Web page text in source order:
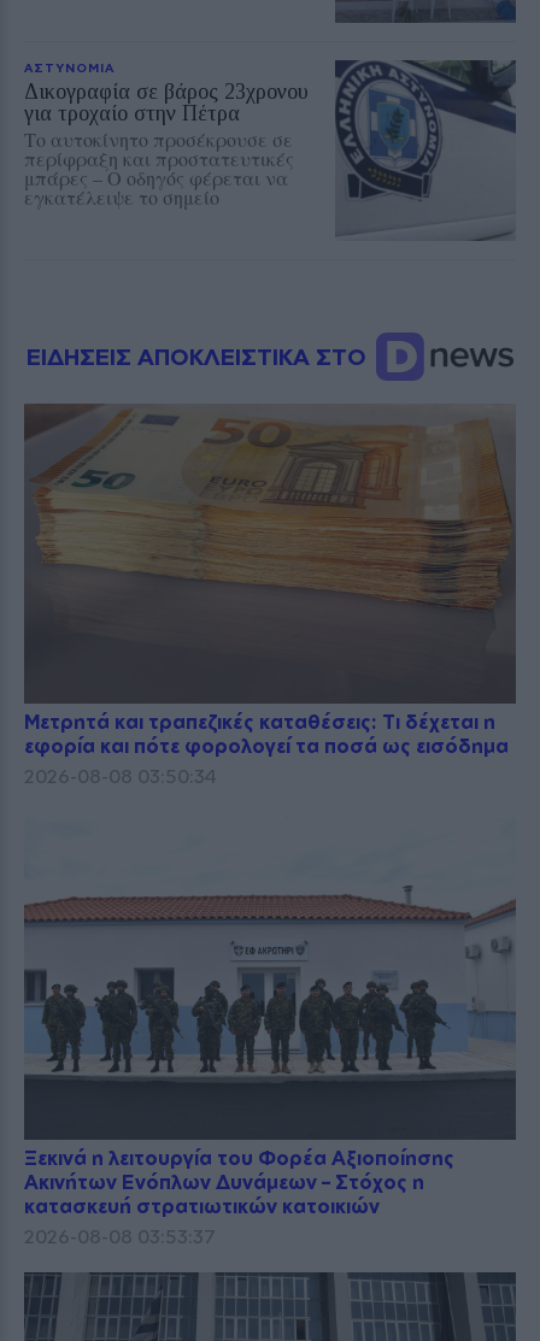
ΑΣΤΥΝΟΜΙΑ
Δικογραφία σε βάρος 23χρονου
για τροχαίο στην Πέτρα
Το αυτοκίνητο προσέκρουσε σε
περίφραξη και προστατευτικές
μπάρες – Ο οδηγός φέρεται να
εγκατέλειψε το σημείο
ΕΙΔΗΣΕΙΣ ΑΠΟΚΛΕΙΣΤΙΚΑ ΣΤΟ
Μετρητά και τραπεζικές καταθέσεις: Τι δέχεται η
εφορία και πότε φορολογεί τα ποσά ως εισόδημα
2026-08-08 03:50:34
Ξεκινά η λειτουργία του Φορέα Αξιοποίησης
Ακινήτων Ενόπλων Δυνάμεων – Στόχος η
κατασκευή στρατιωτικών κατοικιών
2026-08-08 03:53:37